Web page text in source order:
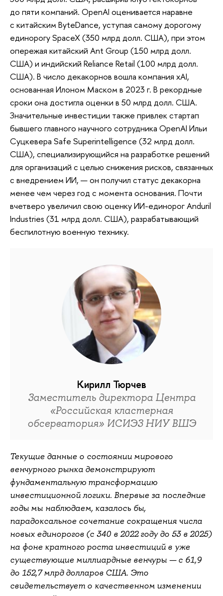
до пяти компаний. OpenAI оценивается наравне
с китайским ByteDance, уступая самому дорогому
единорогу SpaceX (350 млрд долл. США), при этом
опережая китайский Ant Group (150 млрд долл.
США) и индийский Reliance Retail (100 млрд долл.
США). В число декакорнов вошла компания xAI,
основанная Илоном Маском в 2023 г. В рекордные
сроки она достигла оценки в 50 млрд долл. США.
Значительные инвестиции также привлек стартап
бывшего главного научного сотрудника OpenAI Ильи
Суцкевера Safe Superintelligence (32 млрд долл.
США), специализирующийся на разработке решений
для организаций с целью снижения рисков, связанных
с внедрением ИИ, — он получил статус декакорна
менее чем через год с момента основания. Почти
вчетверо увеличил свою оценку ИИ-единорог Anduril
Industries (31 млрд долл. США), разрабатывающий
беспилотную военную технику.
Кирилл Тюрчев
Заместитель директора Центра
«Российская кластерная
обсерватория» ИСИЭЗ НИУ ВШЭ
Текущие данные о состоянии мирового
венчурного рынка демонстрируют
фундаментальную трансформацию
инвестиционной логики. Впервые за последние
годы мы наблюдаем, казалось бы,
парадоксальное сочетание сокращения числа
новых единорогов (с 340 в 2022 году до 53 в 2025)
на фоне кратного роста инвестиций в уже
существующие миллиардные венчуры — с 61,9
до 152,7 млрд долларов США. Это
свидетельствует о качественном изменении